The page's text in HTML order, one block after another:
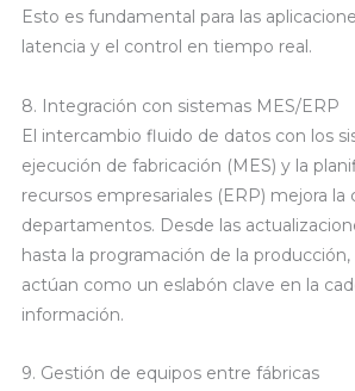
Esto es fundamental para las
latencia y el control en tiempo real.
8. Integración con sistemas MES/ERP
El intercambio fluido de datos con los
ejecución de fabricación (MES) y la
recursos empresariales (ERP) mejora
departamentos. Desde las
hasta la programación de la producción,
actúan como un eslabón clave en la
información.
9. Gestión de equipos entre fábricas